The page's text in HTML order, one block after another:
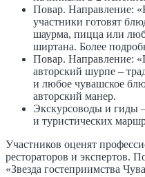
Повар. Направление:
участники готовят
шаурма, пицца или
ширтана. Более
Повар. Направление:
авторский шурпе –
и любое чувашское
авторский манер.
Экскурсоводы и гиды
и туристических
Участников оценят
рестораторов и экспертов.
«Звезда гостеприимства